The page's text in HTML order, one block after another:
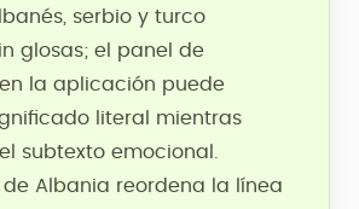
serbio y turco
glosas; el panel de
la aplicación puede
literal mientras
subtexto emocional.
de Albania reordena la línea